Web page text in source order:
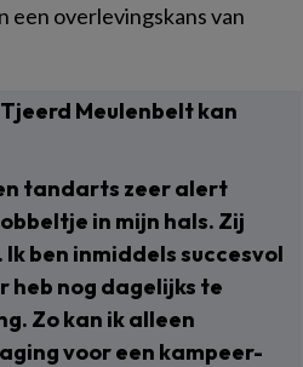
een overlevingskans van
Meulenbelt kan
tandarts zeer alert
in mijn hals. Zij
ben inmiddels succesvol
heb nog dagelijks te
Zo kan ik alleen
voor een kampeer-